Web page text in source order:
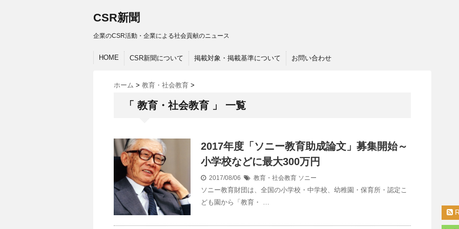
CSR新聞
企業のCSR活動・企業による社会貢献のニュース
HOME CSR新聞について 掲載対象・掲載基準について お問い合わせ
ホーム > 教育・社会教育 >
「 教育・社会教育 」 一覧
2017年度「ソニー教育助成論文」募集開始～
小学校などに最大300万円
2017/08/06 教育・社会教育 ソニー
ソニー教育財団は、全国の小学校・中学校、幼稚園・保育所・認定こ
ども園から「教育・ …